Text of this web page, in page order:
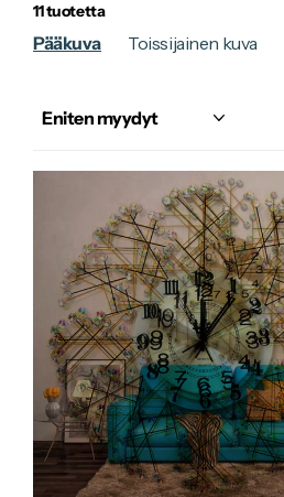
11 tuotetta
Pääkuva
Toissijainen kuva